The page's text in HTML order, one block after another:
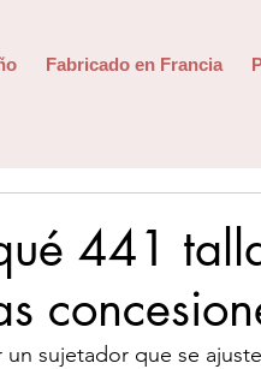
Fabricado en Francia
441
un sujetador que se